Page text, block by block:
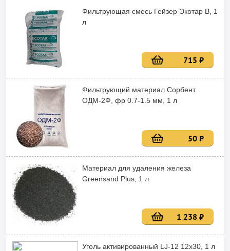
Фильтрующая смесь Гейзер Экотар B, 1
л
715 ₽
Фильтрующий материал Сорбент
ОДМ-2Ф, фр 0.7-1.5 мм, 1 л
50 ₽
Материал для удаления железа
Greensand Plus, 1 л
1 238 ₽
Уголь активированный LJ-12 12x30, 1 л